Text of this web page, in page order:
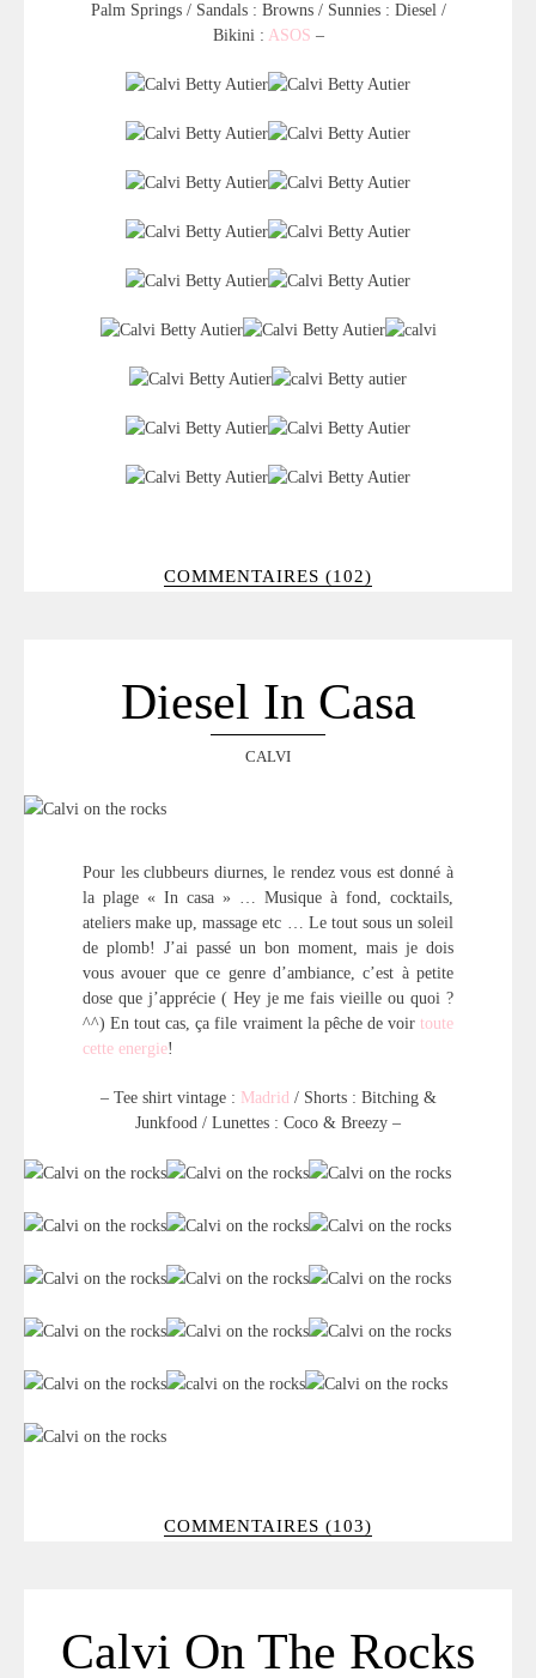
Palm Springs / Sandals : Browns / Sunnies : Diesel /
Bikini : ASOS –
COMMENTAIRES (102)
Diesel In Casa
CALVI
Pour les clubbeurs diurnes, le rendez vous est donné à
la plage « In casa » … Musique à fond, cocktails,
ateliers make up, massage etc … Le tout sous un soleil
de plomb! J’ai passé un bon moment, mais je dois
vous avouer que ce genre d’ambiance, c’est à petite
dose que j’apprécie ( Hey je me fais vieille ou quoi ?
^^) En tout cas, ça file vraiment la pêche de voirtoute
cette energie!
– Tee shirt vintage : Madrid / Shorts : Bitching &
Junkfood / Lunettes : Coco & Breezy –
COMMENTAIRES (103)
Calvi On The Rocks